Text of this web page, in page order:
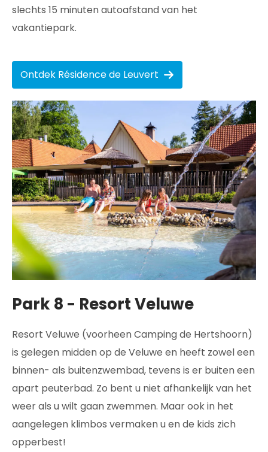
slechts 15 minuten autoafstand van het
vakantiepark.
Ontdek Résidence de Leuvert
Park 8 - Resort Veluwe
Resort Veluwe (voorheen Camping de Hertshoorn)
is gelegen midden op de Veluwe en heeft zowel een
binnen- als buitenzwembad, tevens is er buiten een
apart peuterbad. Zo bent u niet afhankelijk van het
weer als u wilt gaan zwemmen. Maar ook in het
aangelegen klimbos vermaken u en de kids zich
opperbest!